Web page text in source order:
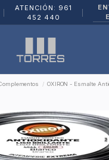
ATENCIÓN: 961
452 440
OXIRON - Esmalte